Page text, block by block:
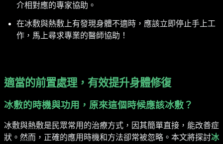
介相對應的專家協助。
在冰敷與熱敷上有發現身體不適時，應該立即停止手上工
作，馬上尋求專業的醫師協助！
適當的前置處理，有效提升身體修復
冰敷的時機與功用，原來這個時候應該冰敷？
冰敷與熱敷是民眾常用的治療方式，因其簡單直接，能改善症
狀。然而，正確的應用時機和方法卻常被忽略。本文將探討冰